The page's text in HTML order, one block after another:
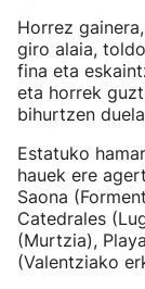
Horrez
giro alaia,
fina eta
eta horrek
bihurtzen
Estatuko
hauek ere
Saona
Catedrales
(Murtzia),
(Valentziako